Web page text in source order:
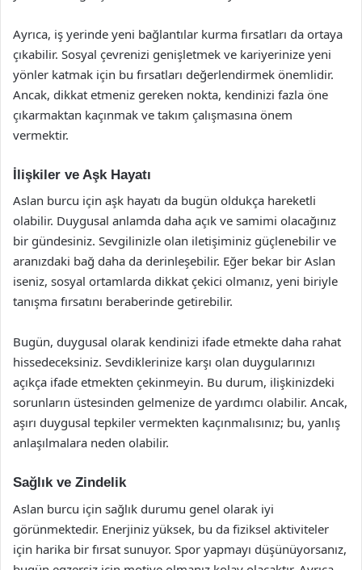
Ayrıca, iş yerinde yeni bağlantılar kurma fırsatları da ortaya
çıkabilir. Sosyal çevrenizi genişletmek ve kariyerinize yeni
yönler katmak için bu fırsatları değerlendirmek önemlidir.
Ancak, dikkat etmeniz gereken nokta, kendinizi fazla öne
çıkarmaktan kaçınmak ve takım çalışmasına önem
vermektir.
İlişkiler ve Aşk Hayatı
Aslan burcu için aşk hayatı da bugün oldukça hareketli
olabilir. Duygusal anlamda daha açık ve samimi olacağınız
bir gündesiniz. Sevgilinizle olan iletişiminiz güçlenebilir ve
aranızdaki bağ daha da derinleşebilir. Eğer bekar bir Aslan
iseniz, sosyal ortamlarda dikkat çekici olmanız, yeni biriyle
tanışma fırsatını beraberinde getirebilir.
Bugün, duygusal olarak kendinizi ifade etmekte daha rahat
hissedeceksiniz. Sevdiklerinize karşı olan duygularınızı
açıkça ifade etmekten çekinmeyin. Bu durum, ilişkinizdeki
sorunların üstesinden gelmenize de yardımcı olabilir. Ancak,
aşırı duygusal tepkiler vermekten kaçınmalısınız; bu, yanlış
anlaşılmalara neden olabilir.
Sağlık ve Zindelik
Aslan burcu için sağlık durumu genel olarak iyi
görünmektedir. Enerjiniz yüksek, bu da fiziksel aktiviteler
için harika bir fırsat sunuyor. Spor yapmayı düşünüyorsanız,